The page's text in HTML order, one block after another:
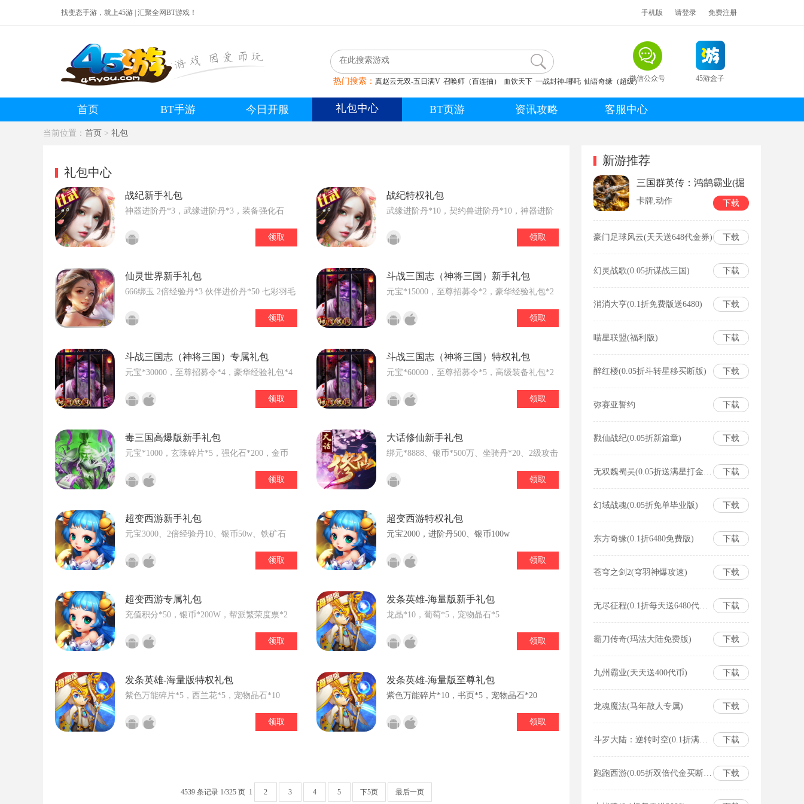
找变态手游，就上45游 | 汇聚全网BT游戏！ 手机版 请登录 免费注册
热门搜索： 真赵云无双-五日满V 召唤师（百连抽） 血饮天下 一战封神-哪吒 仙语奇缘（超级） 45游盒子
微信公众号
首页 BT手游 今日开服 礼包中心 BT页游 资讯攻略 客服中心
当前位置： 首页 > 礼包
礼包中心
战纪新手礼包
神器进阶丹*3，武缘进阶丹*3，装备强化石
领取
战纪特权礼包
武缘进阶丹*10，契约兽进阶丹*10，神器进阶
领取
仙灵世界新手礼包
666绑玉 2倍经验丹*3 伙伴进价丹*50 七彩羽毛
包*66 3级攻击宝石*4 3级生命宝石*4 四品仙器
领取
斗战三国志（神将三国）新手礼包
元宝*15000，至尊招募令*2，豪华经验礼包*2
领取
斗战三国志（神将三国）专属礼包
元宝*30000，至尊招募令*4，豪华经验礼包*4
领取
斗战三国志（神将三国）特权礼包
元宝*60000，至尊招募令*5，高级装备礼包*2
领取
毒三国高爆版新手礼包
元宝*1000，玄珠碎片*5，强化石*200，金币
领取
大话修仙新手礼包
绑元*8888、银币*500万、坐骑丹*20、2级攻击
领取
超变西游新手礼包
元宝3000、2倍经验丹10、银币50w、铁矿石
节日礼物仙子输入兑换码--邮件领取
领取
超变西游特权礼包
元宝2000，进阶丹500、银币100w
领取
超变西游专属礼包
充值积分*50，银币*200W，帮派繁荣度票*2
领取
发条英雄-海量版新手礼包
龙晶*10，葡萄*5，宠物晶石*5
领取
发条英雄-海量版特权礼包
紫色万能碎片*5，西兰花*5，宠物晶石*10
领取
发条英雄-海量版至尊礼包
紫色万能碎片*10，书页*5，宠物晶石*20
领取
4539 条记录 1/325 页 1 2 3 4 5 下5页 最后一页
新游推荐
三国群英传：鸿鹄霸业(掘
金免费版)
卡牌,动作 下载
豪门足球风云(天天送648代金券) 下载
幻灵战歌(0.05折谋战三国) 下载
消消大亨(0.1折免费版送6480) 下载
喵星联盟(福利版) 下载
醉红楼(0.05折斗转星移买断版) 下载
弥赛亚誓约 下载
戮仙战纪(0.05折新篇章) 下载
无双魏蜀吴(0.05折送满星打金爆充) 下载
幻域战魂(0.05折免单毕业版) 下载
东方奇缘(0.1折6480免费版) 下载
苍穹之剑2(穹羽神爆攻速) 下载
无尽征程(0.1折每天送6480代金卷) 下载
霸刀传奇(玛法大陆免费版) 下载
九州霸业(天天送400代币) 下载
龙魂魔法(马年散人专属) 下载
斗罗大陆：逆转时空(0.1折满V打金版) 下载
跑跑西游(0.05折双倍代金买断版) 下载